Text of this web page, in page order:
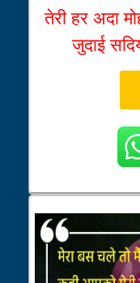
तेरी हर अदा
जुदाई